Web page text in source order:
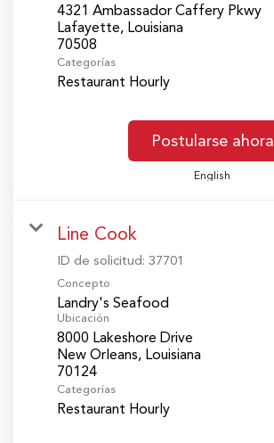
4321 Ambassador Caffery Pkwy
Lafayette, Louisiana
Categorías
Restaurant Hourly
Postularse ahora
English
Line Cook
ID de solicitud: 37701
Concepto
Landry's Seafood
Ubicación
8000 Lakeshore Drive
New Orleans, Louisiana
Categorías
Restaurant Hourly